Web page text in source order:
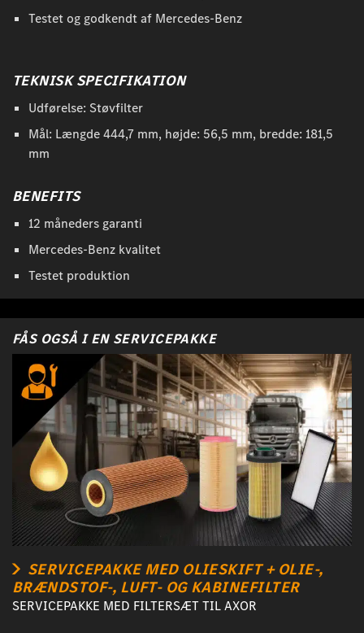
Testet og godkendt af Mercedes-Benz
TEKNISK SPECIFIKATION
Udførelse: Støvfilter
Mål: Længde 444,7 mm, højde: 56,5 mm, bredde: 181,5
mm
BENEFITS
12 måneders garanti
Mercedes-Benz kvalitet
Testet produktion
FÅS OGSÅ I EN SERVICEPAKKE
SERVICEPAKKE MED OLIESKIFT + OLIE-,
BRÆNDSTOF-, LUFT- OG KABINEFILTER
SERVICEPAKKE MED FILTERSÆT TIL AXOR